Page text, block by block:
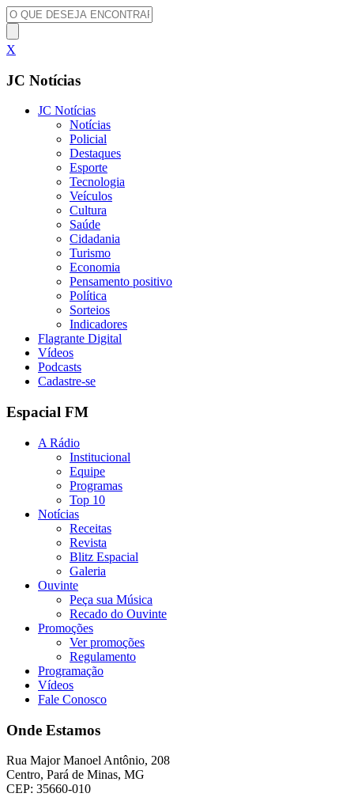
X
JC Notícias
JC Notícias
Notícias
Policial
Destaques
Esporte
Tecnologia
Veículos
Cultura
Saúde
Cidadania
Turismo
Economia
Pensamento positivo
Política
Sorteios
Indicadores
Flagrante Digital
Vídeos
Podcasts
Cadastre-se
Espacial FM
A Rádio
Institucional
Equipe
Programas
Top 10
Notícias
Receitas
Revista
Blitz Espacial
Galeria
Ouvinte
Peça sua Música
Recado do Ouvinte
Promoções
Ver promoções
Regulamento
Programação
Vídeos
Fale Conosco
Onde Estamos
Rua Major Manoel Antônio, 208
Centro, Pará de Minas, MG
CEP: 35660-010